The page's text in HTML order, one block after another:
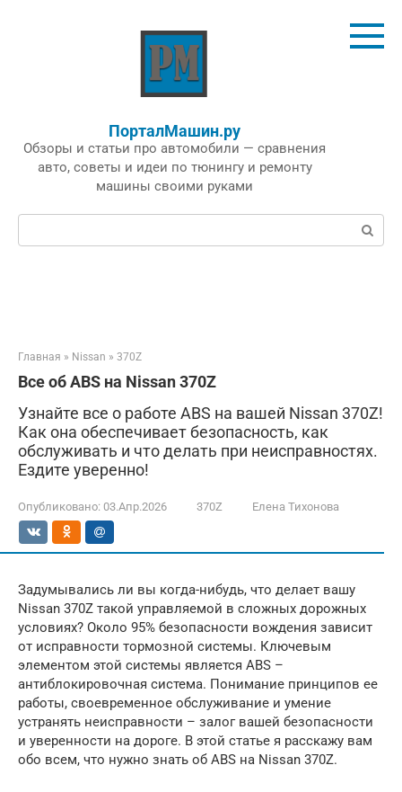
ПорталМашин.ру
Обзоры и статьи про автомобили — сравнения
авто, советы и идеи по тюнингу и ремонту
машины своими руками
Поиск:
Главная » Nissan » 370Z
Все об ABS на Nissan 370Z
Узнайте все о работе ABS на вашей Nissan 370Z!
Как она обеспечивает безопасность, как
обслуживать и что делать при неисправностях.
Ездите уверенно!
Опубликовано: 03.Апр.2026 370Z Елена Тихонова
Задумывались ли вы когда-нибудь, что делает вашу
Nissan 370Z такой управляемой в сложных дорожных
условиях? Около 95% безопасности вождения зависит
от исправности тормозной системы. Ключевым
элементом этой системы является ABS –
антиблокировочная система. Понимание принципов ее
работы, своевременное обслуживание и умение
устранять неисправности – залог вашей безопасности
и уверенности на дороге. В этой статье я расскажу вам
обо всем, что нужно знать об ABS на Nissan 370Z.